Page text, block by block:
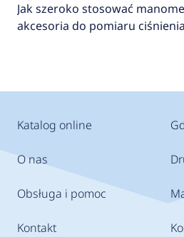
Jak szeroko stosować
akcesoria do pomiaru
Katalog online
O nas
Obsługa i pomoc
Kontakt